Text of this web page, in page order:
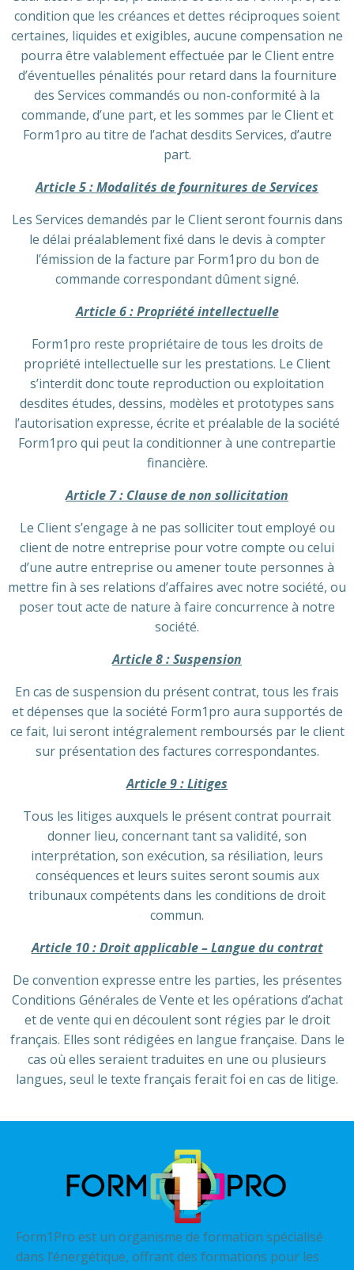
condition que les créances et dettes réciproques soient
certaines, liquides et exigibles, aucune compensation ne
pourra être valablement effectuée par le Client entre
d’éventuelles pénalités pour retard dans la fourniture
des Services commandés ou non-conformité à la
commande, d’une part, et les sommes par le Client et
Form1pro au titre de l’achat desdits Services, d’autre
part.
Article 5 : Modalités de fournitures de Services
Les Services demandés par le Client seront fournis dans
le délai préalablement fixé dans le devis à compter
l’émission de la facture par Form1pro du bon de
commande correspondant dûment signé.
Article 6 : Propriété intellectuelle
Form1pro reste propriétaire de tous les droits de
propriété intellectuelle sur les prestations. Le Client
s’interdit donc toute reproduction ou exploitation
desdites études, dessins, modèles et prototypes sans
l’autorisation expresse, écrite et préalable de la société
Form1pro qui peut la conditionner à une contrepartie
financière.
Article 7 : Clause de non sollicitation
Le Client s’engage à ne pas solliciter tout employé ou
client de notre entreprise pour votre compte ou celui
d’une autre entreprise ou amener toute personnes à
mettre fin à ses relations d’affaires avec notre société, ou
poser tout acte de nature à faire concurrence à notre
société.
Article 8 : Suspension
En cas de suspension du présent contrat, tous les frais
et dépenses que la société Form1pro aura supportés de
ce fait, lui seront intégralement remboursés par le client
sur présentation des factures correspondantes.
Article 9 : Litiges
Tous les litiges auxquels le présent contrat pourrait
donner lieu, concernant tant sa validité, son
interprétation, son exécution, sa résiliation, leurs
conséquences et leurs suites seront soumis aux
tribunaux compétents dans les conditions de droit
commun.
Article 10 : Droit applicable – Langue du contrat
De convention expresse entre les parties, les présentes
Conditions Générales de Vente et les opérations d’achat
et de vente qui en découlent sont régies par le droit
français. Elles sont rédigées en langue française. Dans le
cas où elles seraient traduites en une ou plusieurs
langues, seul le texte français ferait foi en cas de litige.
Form1Pro est un organisme de formation spécialisé
dans l’énergétique, offrant des formations pour les